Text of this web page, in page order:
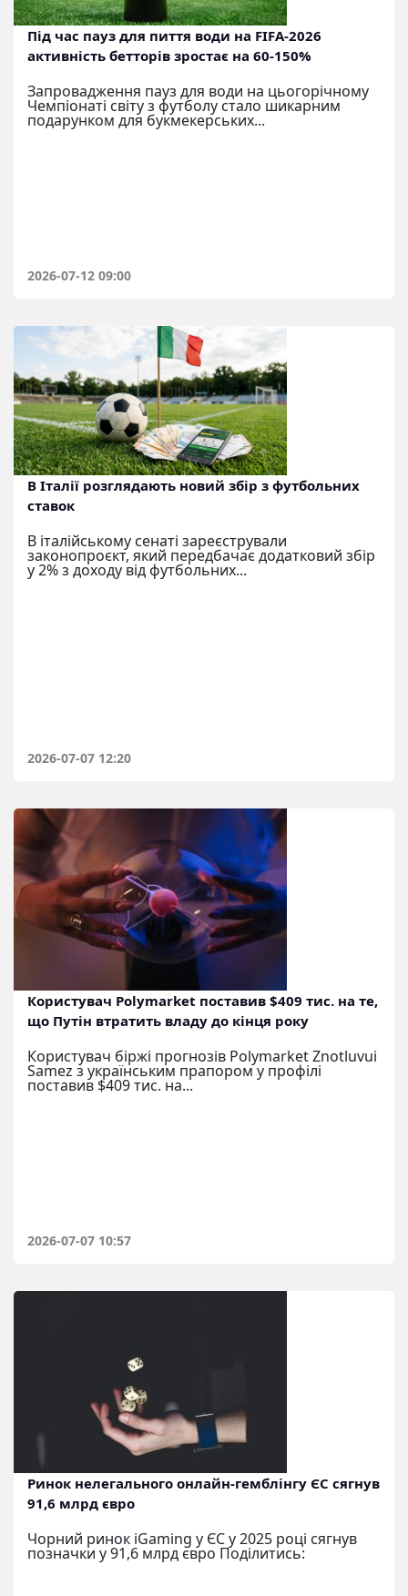
Під час пауз для пиття води на FIFA-2026
активність бетторів зростає на 60-150%
Запровадження пауз для води на цьогорічному
Чемпіонаті світу з футболу стало шикарним
подарунком для букмекерських...
2026-07-12 09:00
В Італії розглядають новий збір з футбольних
ставок
В італійському сенаті зареєстрували
законопроєкт, який передбачає додатковий збір
у 2% з доходу від футбольних...
2026-07-07 12:20
Користувач Polymarket поставив $409 тис. на те,
що Путін втратить владу до кінця року
Користувач біржі прогнозів Polymarket Znotluvui
Samez з українським прапором у профілі
поставив $409 тис. на...
2026-07-07 10:57
Ринок нелегального онлайн-гемблінгу ЄС сягнув
91,6 млрд євро
Чорний ринок iGaming у ЄС у 2025 році сягнув
позначки у 91,6 млрд євро Поділитись: